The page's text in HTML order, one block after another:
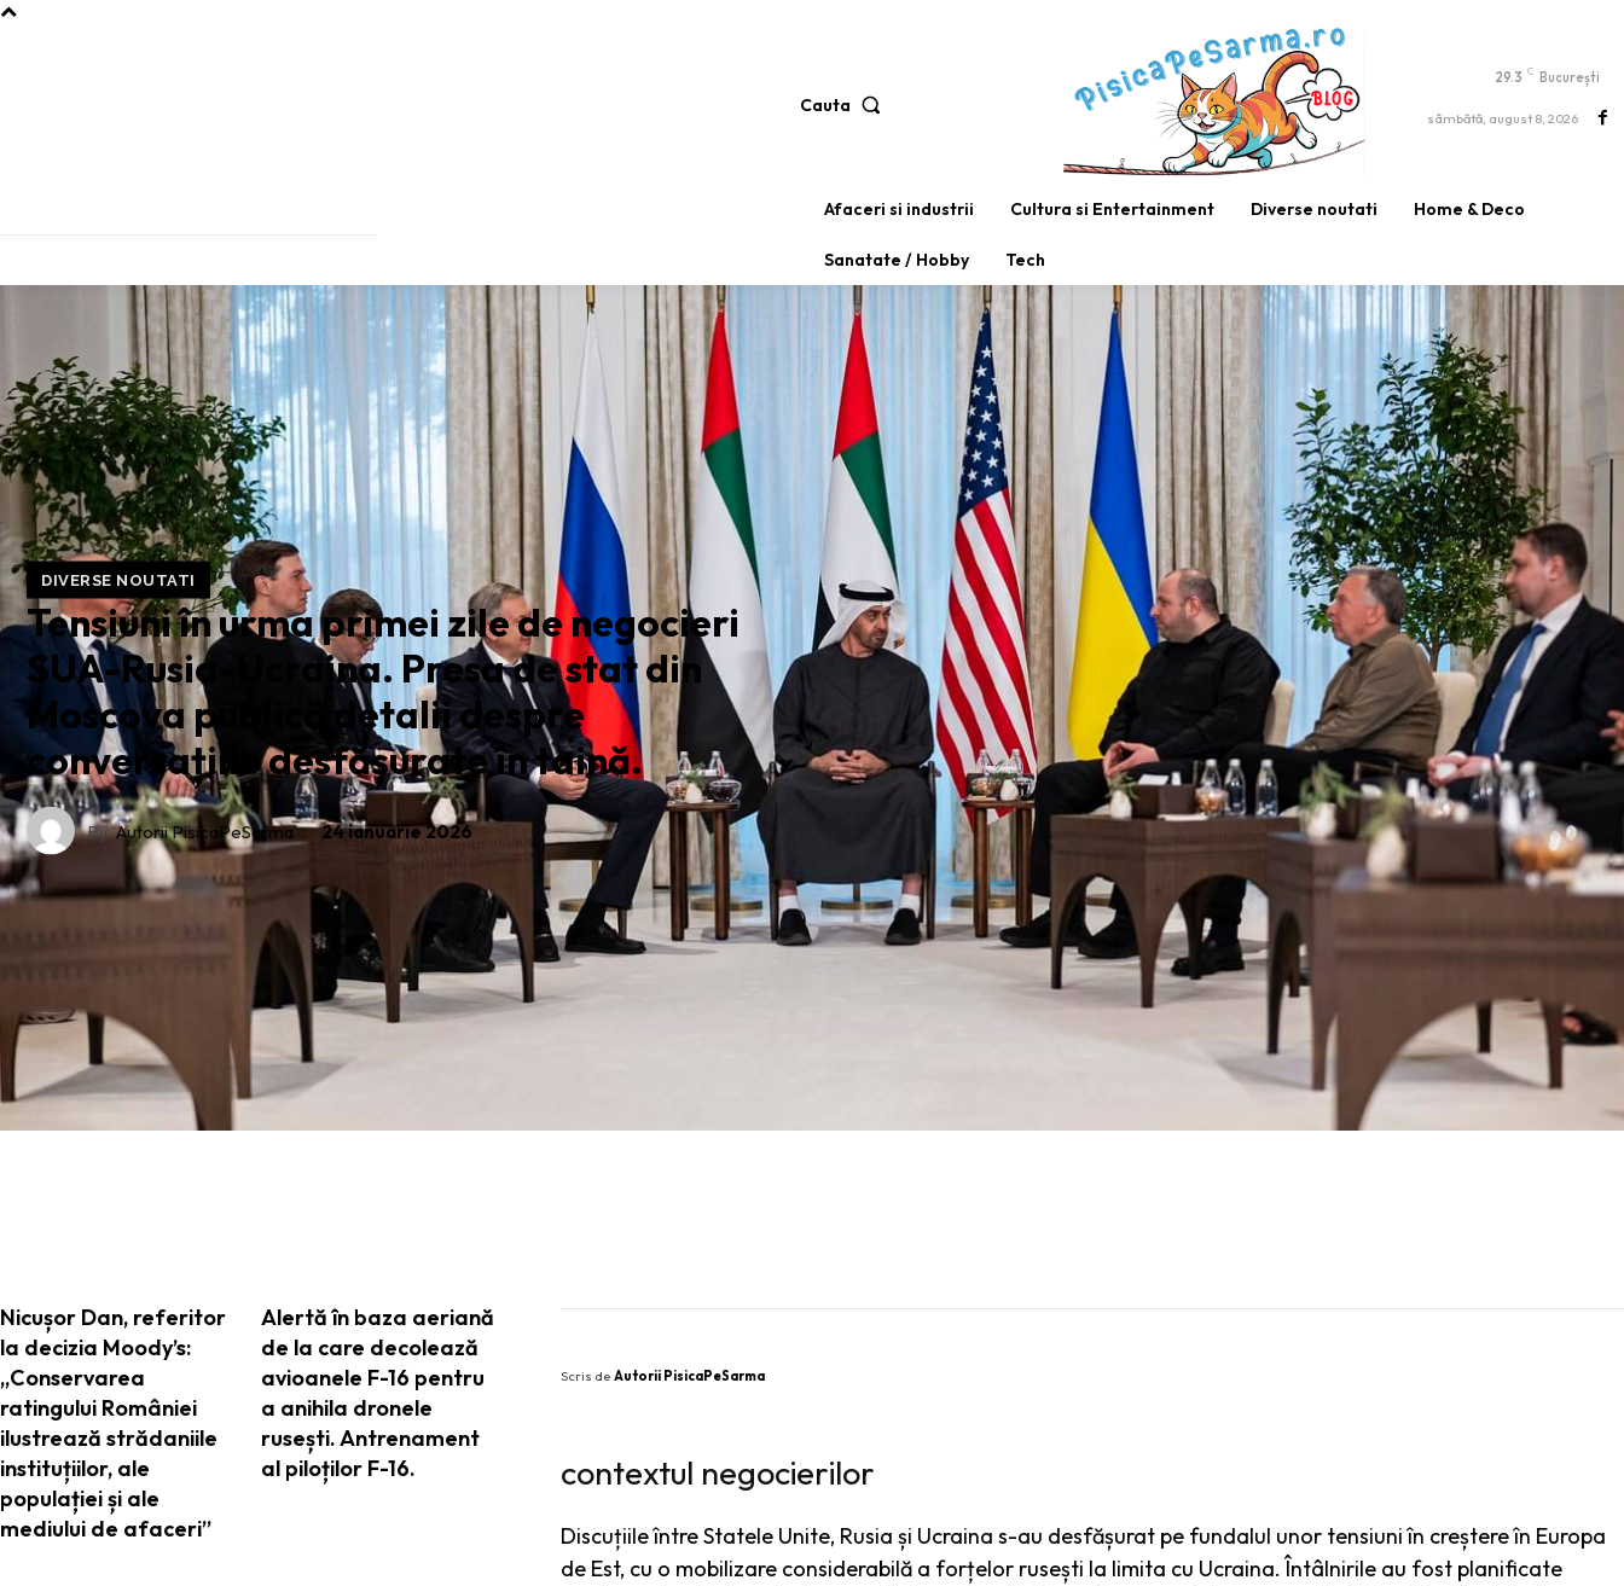
Cauta
29.3 C București
sâmbătă, august 8, 2026
Afaceri si industrii Cultura si Entertainment Diverse noutati Home & Deco
Sanatate / Hobby Tech
DIVERSE NOUTATI
Tensiuni în urma primei zile de negocieri
SUA-Rusia-Ucraina. Presa de stat din
Moscova publică detalii despre
conversațiile desfășurate în taină.
By Autorii PisicaPeSarma 24 ianuarie 2026
Nicușor Dan, referitor
la decizia Moody’s:
„Conservarea
ratingului României
ilustrează strădaniile
instituțiilor, ale
populației și ale
mediului de afaceri”
Alertă în baza aeriană
de la care decolează
avioanele F-16 pentru
a anihila dronele
rusești. Antrenament
al piloților F-16.
Scris de Autorii PisicaPeSarma
contextul negocierilor
Discuțiile între Statele Unite, Rusia și Ucraina s-au desfășurat pe fundalul unor tensiuni în creștere în Europa
de Est, cu o mobilizare considerabilă a forțelor rusești la limita cu Ucraina. Întâlnirile au fost planificate